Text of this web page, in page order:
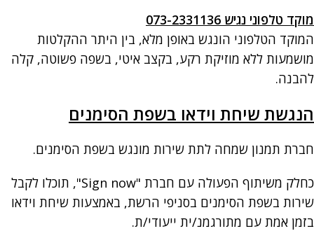
מוקד טלפוני נגיש 073-2331136
המוקד הטלפוני הונגש באופן מלא, בין היתר ההקלטות
מושמעות ללא מוזיקת רקע, בקצב איטי, בשפה פשוטה, קלה
להבנה.
הנגשת שיחת וידאו בשפת הסימנים
חברת תמנון שמחה לתת שירות מונגש בשפת הסימנים.
כחלק משיתוף הפעולה עם חברת "Sign now", תוכלו לקבל
שירות בשפת הסימנים בסניפי הרשת, באמצעות שיחת וידאו
בזמן אמת עם מתורגמנ/ית ייעודי/ת.